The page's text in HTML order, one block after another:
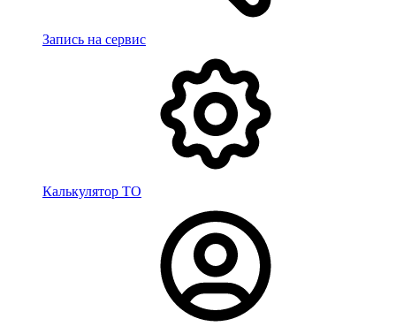
Запись на сервис
Калькулятор ТО